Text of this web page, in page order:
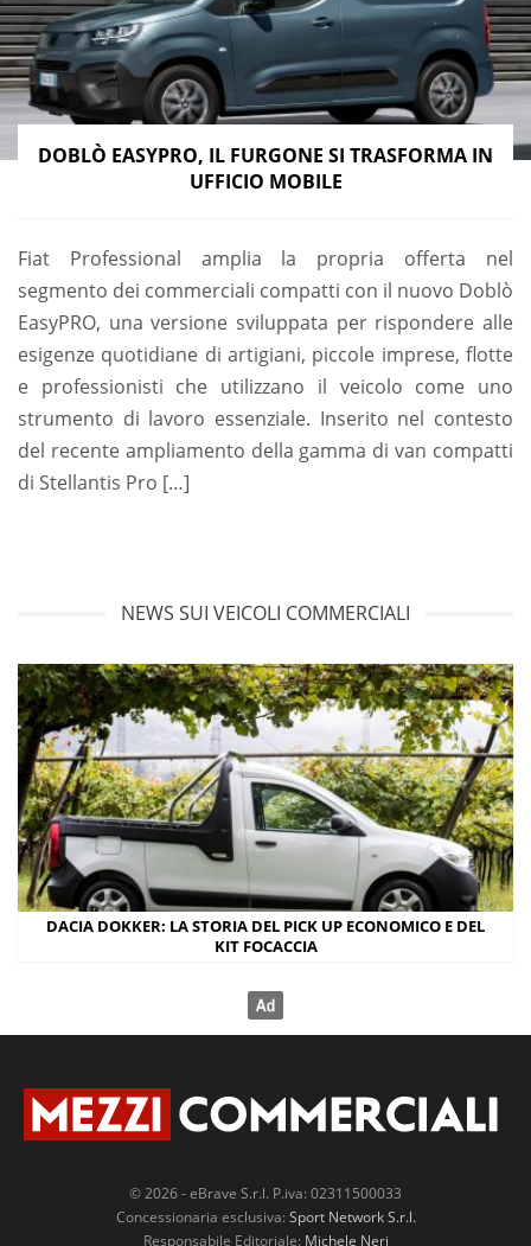
DOBLÒ EASYPRO, IL FURGONE SI TRASFORMA IN
UFFICIO MOBILE
Fiat Professional amplia la propria offerta nel
segmento dei commerciali compatti con il nuovo Doblò
EasyPRO, una versione sviluppata per rispondere alle
esigenze quotidiane di artigiani, piccole imprese, flotte
e professionisti che utilizzano il veicolo come uno
strumento di lavoro essenziale. Inserito nel contesto
del recente ampliamento della gamma di van compatti
di Stellantis Pro […]
NEWS SUI VEICOLI COMMERCIALI
DACIA DOKKER: LA STORIA DEL PICK UP ECONOMICO E DEL
KIT FOCACCIA
© 2026 - eBrave S.r.l. P.iva: 02311500033
Concessionaria esclusiva: Sport Network S.r.l.
Responsabile Editoriale: Michele Neri